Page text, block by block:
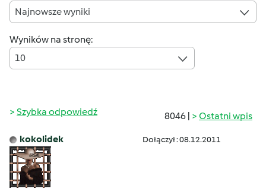
Najnowsze wyniki
Wyników na stronę:
10
8046 | Ostatni wpis
Szybka odpowiedź
kokolidek Dołączył : 08.12.2011